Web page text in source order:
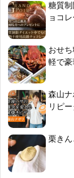
糖質
ョコ
おせ
軽で豪
森山
リピ
栗き